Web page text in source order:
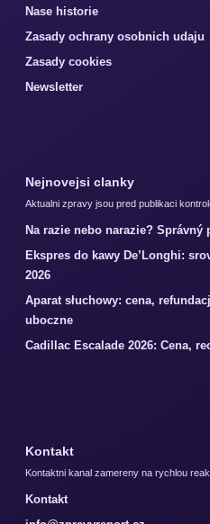
Nase historie
Zasady ochrany osobnich udaju
Zasady cookies
Newsletter
Nejnovejsi clanky
Aktualni zpravy jsou pred publikaci
Na razie nebo narazie?
Ekspres do kawy De’Longhi:
2026
Aparat słuchowy: cena,
uboczne
Cadillac Escalade 2026: Cena,
Kontakt
Kontaktni kanal zamereny na rychlou
Kontakt